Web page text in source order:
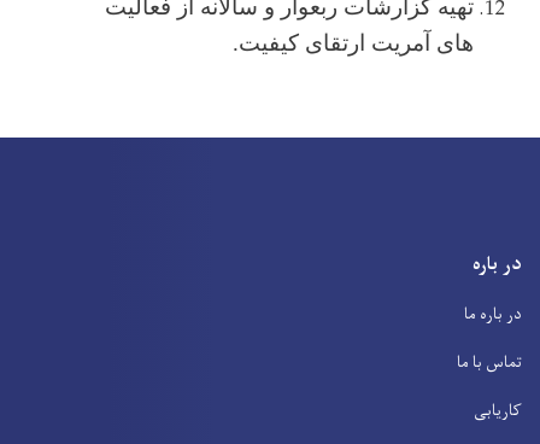
تهیه گزارشات ربعوار و سالانه از فعالیت
های آمریت ارتقای کیفیت.
در باره
در باره ما
تماس با ما
کاریابی